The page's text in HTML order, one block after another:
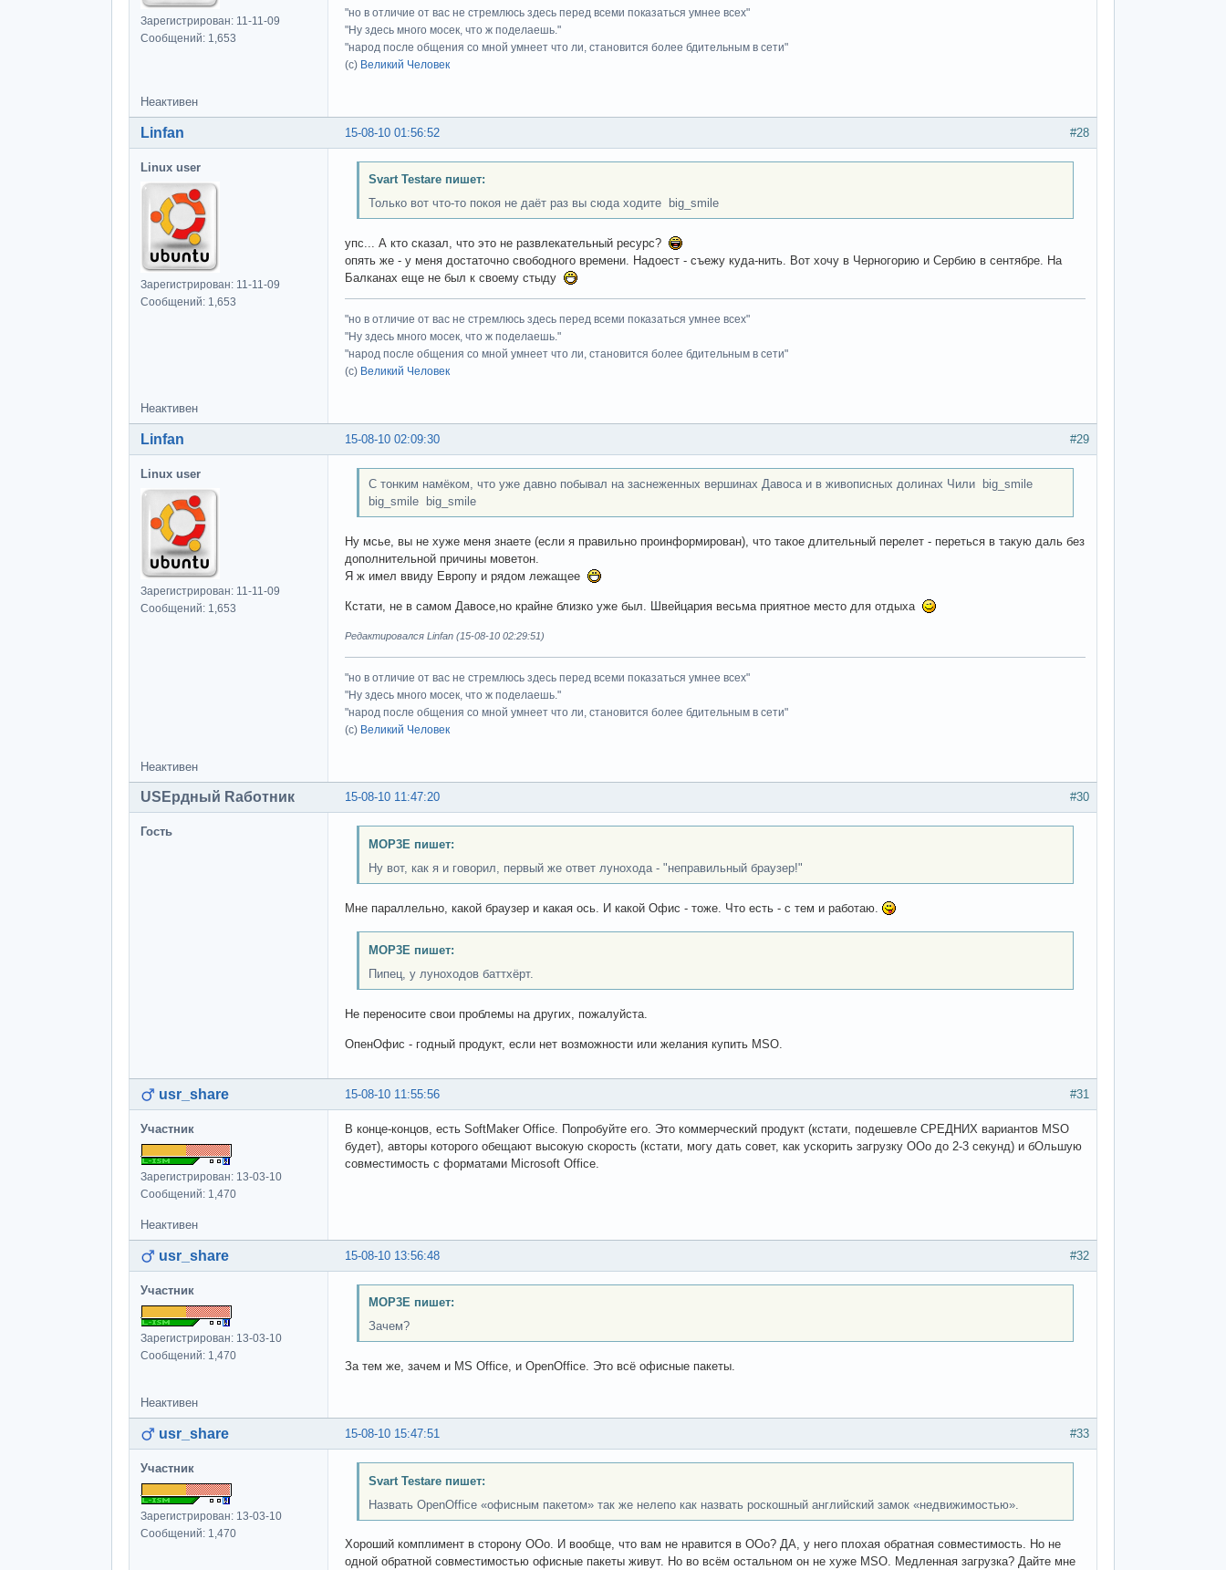
Зарегистрирован: 11-11-09
Сообщений: 1,653
"но в отличие от вас не стремлюсь здесь перед всеми показаться умнее всех"
"Ну здесь много мосек, что ж поделаешь."
"народ после общения со мной умнеет что ли, становится более бдительным в сети"
(с) Великий Человек
Неактивен
#28
15-08-10 01:56:52
Linfan
Linux user
Зарегистрирован: 11-11-09
Сообщений: 1,653
Svart Testare пишет:
Только вот что-то покоя не даёт раз вы сюда ходите big_smile
упс... А кто сказал, что это не развлекательный ресурс?
опять же - у меня достаточно свободного времени. Надоест - съежу куда-нить. Вот хочу в Черногорию и Сербию в сентябре. На
Балканах еще не был к своему стыду
"но в отличие от вас не стремлюсь здесь перед всеми показаться умнее всех"
"Ну здесь много мосек, что ж поделаешь."
"народ после общения со мной умнеет что ли, становится более бдительным в сети"
(с) Великий Человек
Неактивен
#29
15-08-10 02:09:30
Linfan
Linux user
Зарегистрирован: 11-11-09
Сообщений: 1,653
С тонким намёком, что уже давно побывал на заснеженных вершинах Давоса и в живописных долинах Чили big_smile
big_smile big_smile
Ну мсье, вы не хуже меня знаете (если я правильно проинформирован), что такое длительный перелет - переться в такую даль без
дополнительной причины моветон.
Я ж имел ввиду Европу и рядом лежащее
Кстати, не в самом Давосе,но крайне близко уже был. Швейцария весьма приятное место для отдыха
Редактировался Linfan (15-08-10 02:29:51)
"но в отличие от вас не стремлюсь здесь перед всеми показаться умнее всех"
"Ну здесь много мосек, что ж поделаешь."
"народ после общения со мной умнеет что ли, становится более бдительным в сети"
(с) Великий Человек
Неактивен
#30
15-08-10 11:47:20
USEрдный Rаботник
Гость
MOP3E пишет:
Ну вот, как я и говорил, первый же ответ лунохода - "неправильный браузер!"
Мне параллельно, какой браузер и какая ось. И какой Офис - тоже. Что есть - с тем и работаю.
MOP3E пишет:
Пипец, у луноходов баттхёрт.
Не переносите свои проблемы на других, пожалуйста.
ОпенОфис - годный продукт, если нет возможности или желания купить MSO.
#31
15-08-10 11:55:56
usr_share
Участник
Зарегистрирован: 13-03-10
Сообщений: 1,470
В конце-концов, есть SoftMaker Office. Попробуйте его. Это коммерческий продукт (кстати, подешевле СРЕДНИХ вариантов MSO
будет), авторы которого обещают высокую скорость (кстати, могу дать совет, как ускорить загрузку OOo до 2-3 секунд) и бОльшую
совместимость с форматами Microsoft Office.
Неактивен
#32
15-08-10 13:56:48
usr_share
Участник
Зарегистрирован: 13-03-10
Сообщений: 1,470
MOP3E пишет:
Зачем?
За тем же, зачем и MS Office, и OpenOffice. Это всё офисные пакеты.
Неактивен
#33
15-08-10 15:47:51
usr_share
Участник
Зарегистрирован: 13-03-10
Сообщений: 1,470
Svart Testare пишет:
Назвать OpenOffice «офисным пакетом» так же нелепо как назвать роскошный английский замок «недвижимостью».
Хороший комплимент в сторону OOo. И вообще, что вам не нравится в OOo? ДА, у него плохая обратная совместимость. Но не
одной обратной совместимостью офисные пакеты живут. Но во всём остальном он не хуже MSO. Медленная загрузка? Дайте мне